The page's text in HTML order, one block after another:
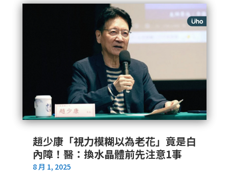
趙少康「視力模糊以為老花」竟是白
內障！醫：換水晶體前先注意1事
8 月 1, 2025